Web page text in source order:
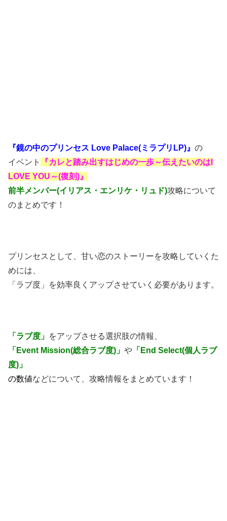
『鏡の中のプリンセス Love Palace(ミラプリLP)』 の
イベント
『カレと踏み出すはじめの一歩～伝えたいのはI
LOVE YOU～(復刻)』
前半メンバー(イリアス・エンリケ・リュド)攻略について
のまとめです！
プリンセスとして、甘い恋のストーリーを攻略していくた
めには、
「ラブ度」を効率良くアップさせていく必要があります。
「ラブ度」 をアップさせる選択肢の情報、
「Event Mission(総合ラブ度)」 や 「End Select(個人ラブ
度)」
の数値などについて、攻略情報をまとめています！